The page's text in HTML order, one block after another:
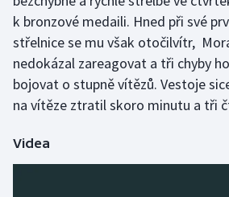
Ostatní
k bronzové medaili. Hned při své
střelnice se mu však otočilvítr,
nedokázal zareagovat a tři chyby
bojovat o stupně vítězů. Vestoje
na vítěze ztratil skoro minutu a tři
Videa